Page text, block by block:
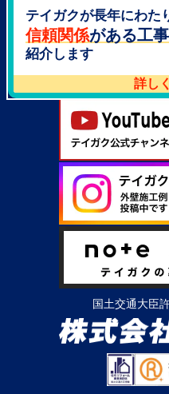
大阪府泉北郡忠岡町高月南3-
TEL：072-521-2637
テイガクが長年にわた
信頼関係がある工
紹介します
詳し
国土交通大臣